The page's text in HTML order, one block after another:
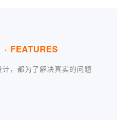
· FEATURES
，都为了解决真实的问题